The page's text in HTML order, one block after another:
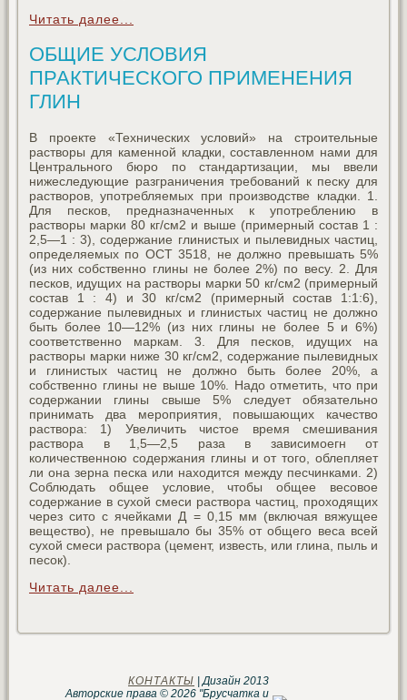
Читать далее...
ОБЩИЕ УСЛОВИЯ
ПРАКТИЧЕСКОГО ПРИМЕНЕНИЯ
ГЛИН
В проекте «Технических условий» на строительные
растворы для каменной кладки, составленном нами для
Центрального бюро по стандартизации, мы ввели
нижеследующие разграничения требований к песку для
растворов, употребляемых при производстве кладки. 1.
Для песков, предназначенных к употреблению в
растворы марки 80 кг/см2 и выше (примерный состав 1 :
2,5—1 : 3), содержание глинистых и пылевидных частиц,
определяемых по ОСТ 3518, не должно превышать 5%
(из них собственно глины не более 2%) по весу. 2. Для
песков, идущих на растворы марки 50 кг/см2 (примерный
состав 1 : 4) и 30 кг/см2 (примерный состав 1:1:6),
содержание пылевидных и глинистых частиц не должно
быть более 10—12% (из них глины не более 5 и 6%)
соответственно маркам. 3. Для песков, идущих на
растворы марки ниже 30 кг/см2, содержание пылевидных
и глинистых частиц не должно быть более 20%, а
собственно глины не выше 10%. Надо отметить, что при
содержании глины свыше 5% следует обязательно
принимать два мероприятия, повышающих качество
раствора: 1) Увеличить чистое время смешивания
раствора в 1,5—2,5 раза в зависимоегн oт
количественною содержания глины и от того, облепляет
ли она зерна песка или находится между песчинками. 2)
Соблюдать общее условие, чтобы общее весовое
содержание в сухой смеси раствора частиц, проходящих
через сито с ячейками Д = 0,15 мм (включая вяжущее
вещество), не превышало бы 35% от общего веса всей
сухой смеси раствора (цемент, известь, или глина, пыль и
песок).
Читать далее...
КОНТАКТЫ | Дизайн 2013
Авторские права © 2026 "Брусчатка и